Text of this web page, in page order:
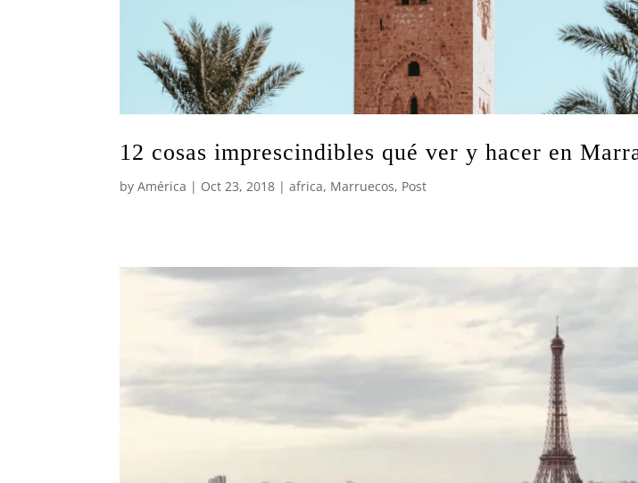
12 cosas imprescindibles qué ver y hacer en
byAmérica | Oct 23, 2018 |africa, Marruecos, Post